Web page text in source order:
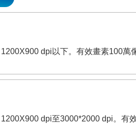
dpi以下。有效畫素100萬
dpi至3000*2000 dpi。有